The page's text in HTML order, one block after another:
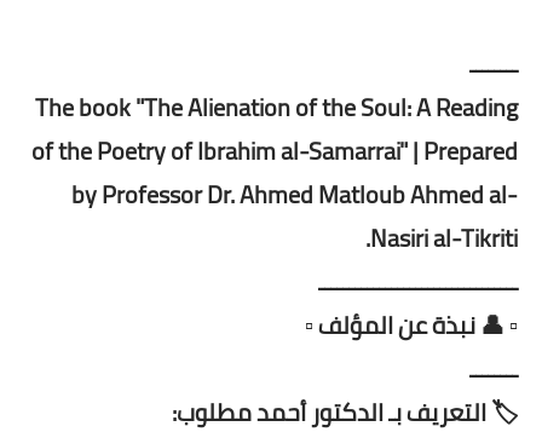
ــــــــ
The book "The Alienation of the Soul: A Reading
of the Poetry of Ibrahim al-Samarrai" | Prepared
by Professor Dr. Ahmed Matloub Ahmed al-
Nasiri al-Tikriti.
ـــــــــــــــــــــــــــــــــ
▫️ 👤 نبذة عن المؤلف ▫️
ــــــــ
🏷️ التعريف بـ الدكتور أحمد مطلوب: